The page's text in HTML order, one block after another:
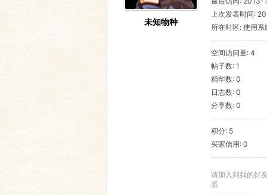
语
未知物种
上次发表时间:
所在时区: 使用系
空间访问量: 4
帖子数: 1
精华数: 0
日志数: 0
分享数: 0
积分: 5
买家信用: 0
请加入到我的好
系